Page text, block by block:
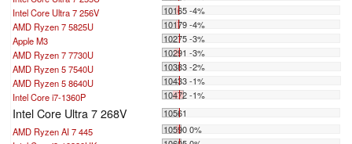
Intel Core Ultra 7 256V
10165 -4%
AMD Ryzen 7 5825U
10179 -4%
Apple M3
10275 -3%
AMD Ryzen 7 7730U
10291 -3%
AMD Ryzen 5 7540U
10383 -2%
AMD Ryzen 5 8640U
10433 -1%
Intel Core i7-1360P
10472 -1%
Intel Core Ultra 7 268V
10561
AMD Ryzen AI 7 445
10590 0%